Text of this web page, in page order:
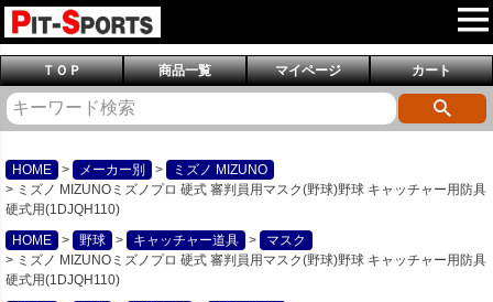
ＴＯＰ 商品一覧 マイページ カート
HOME メーカー別
ミズノ MIZUNO
ミズノ MIZUNOミズノプロ 硬式 審判員用マスク(野球)野球 キャッチャー用防具
硬式用(1DJQH110)
HOME
野球 キャッチャー道具
マスク
ミズノ MIZUNOミズノプロ 硬式 審判員用マスク(野球)野球 キャッチャー用防具
硬式用(1DJQH110)